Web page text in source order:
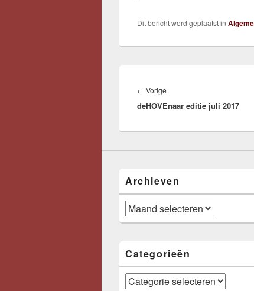
Dit bericht werd geplaatst in
navigatie
← Vorige
bericht:
deHOVEnaar editie juli 2017
Archieven
Archieven
Categorieën
Categorieën